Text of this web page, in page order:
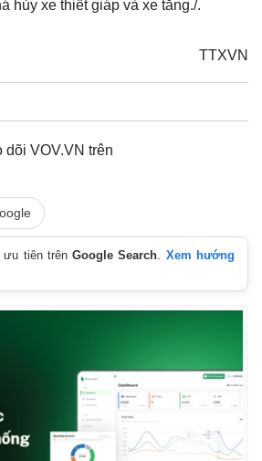
hủy xe thiết giáp và xe tăng./.
TTXVN
dõi VOV.VN trên
ưu tiên trênGoogle Search. Xem hướng